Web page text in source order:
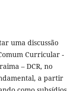
uma discussão
Curricular -
– DCR, no
a partir